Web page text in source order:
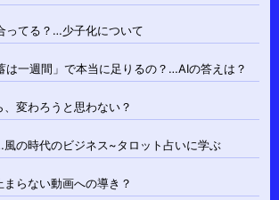
ってる？…少子化について
は一週間」で本当に足りるの？…AIの答えは？
変わろうと思わない？
の時代のビジネス~タロット占いに学ぶ
らない動画への導き？